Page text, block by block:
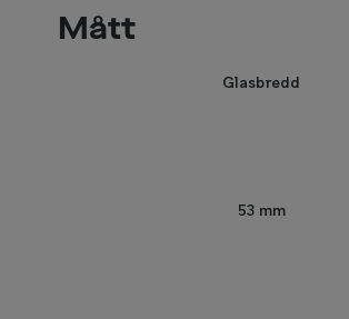
Mått
Glasbredd
53 mm